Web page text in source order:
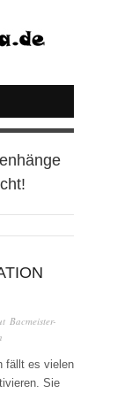
Bacmeister-
fällt es vielen
Sie